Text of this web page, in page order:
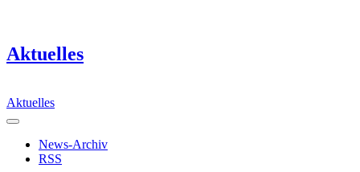
Aktuelles
Aktuelles
News-Archiv
RSS